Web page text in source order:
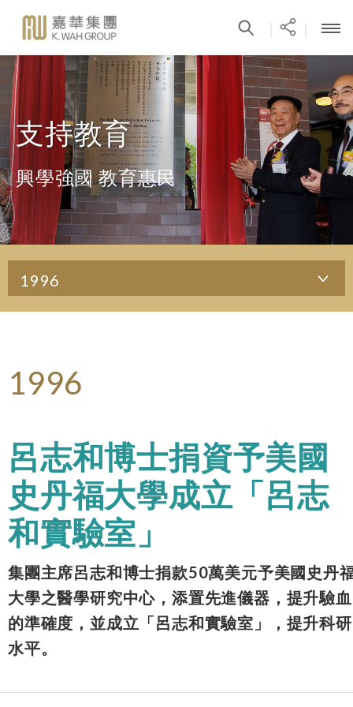
支持教育
興學強國 教育惠民
1996
1996
呂志和博士捐資予美國
史丹福大學成立「呂志
和實驗室」
集團主席呂志和博士捐款50萬美元予美國史丹
大學之醫學研究中心，添置先進儀器，提升驗血
的準確度，並成立「呂志和實驗室」，提升科研
水平。